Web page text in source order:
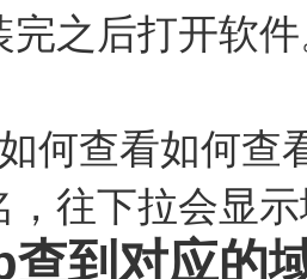
完之后打开软
何查看如何查
，往下拉会显
到对应的